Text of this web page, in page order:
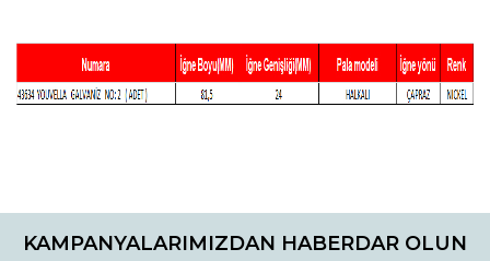
konularda yetersiz gördüğünüz noktaları öneri formunu
Görüş ve önerileriniz için teşekkür ederiz.
KAMPANYALARIMIZDAN HABERDAR OLUN